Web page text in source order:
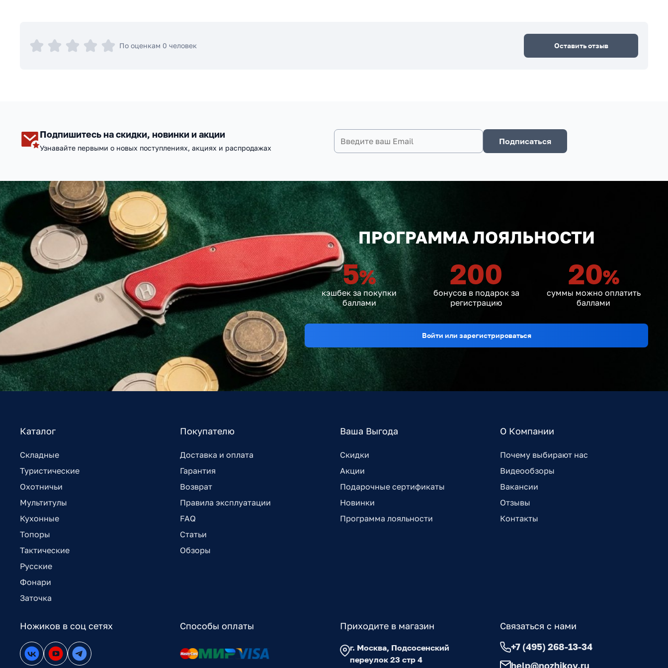
По оценкам 0 человек Оставить отзыв
Подпишитесь на скидки, новинки и акции
Узнавайте первыми о новых поступлениях, акциях и распродажах
Подписаться
ПРОГРАММА ЛОЯЛЬНОСТИ
5%
кэшбек за покупки
баллами
200
бонусов в подарок за
регистрацию
20%
суммы можно оплатить
баллами
Войти или зарегистрироваться
Каталог
Складные
Туристические
Охотничьи
Мультитулы
Кухонные
Топоры
Тактические
Русские
Фонари
Заточка
Покупателю
Доставка и оплата
Гарантия
Возврат
Правила эксплуатации
FAQ
Статьи
Обзоры
Ваша Выгода
Скидки
Акции
Подарочные сертификаты
Новинки
Программа лояльности
О Компании
Почему выбирают нас
Видеообзоры
Вакансии
Отзывы
Контакты
Ножиков в соц сетях Способы оплаты Приходите в магазин
г. Москва, Подсосенский
переулок 23 стр 4
Связаться с нами
+7 (495) 268-13-34
help@nozhikov.ru